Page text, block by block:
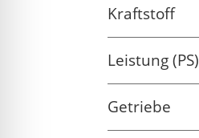
Kraftstoff
Leistung (PS)
Getriebe